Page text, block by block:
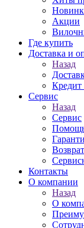
Акции
Где купить
Доставка и
Назад
Кредит
Сервис
Назад
Сервис
Контакты
О компании
Назад
О